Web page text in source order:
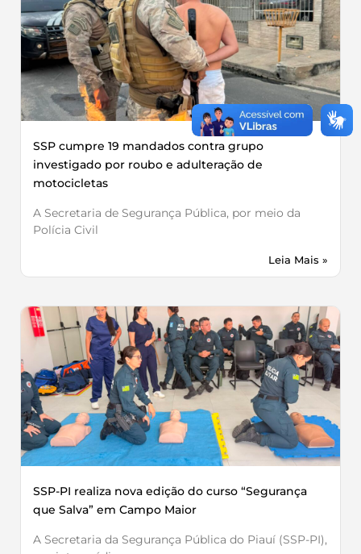
SSP cumpre 19 mandados contra grupo
investigado por roubo e adulteração de
motocicletas
A Secretaria de Segurança Pública, por meio da
Polícia Civil
Leia Mais »
SSP-PI realiza nova edição do curso “Segurança
que Salva” em Campo Maior
A Secretaria da Segurança Pública do Piauí (SSP-PI),